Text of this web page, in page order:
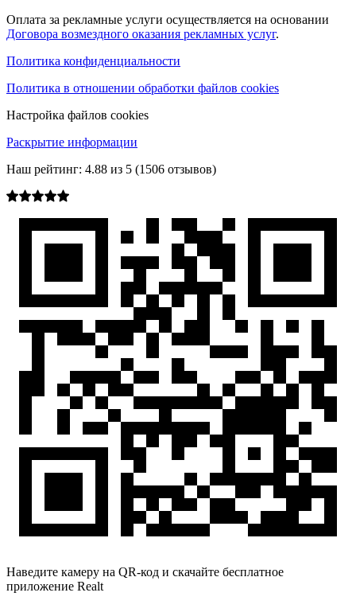
Оплата за рекламные услуги осуществляется на основании
Договора возмездного оказания рекламных услуг.
Политика конфиденциальности
Политика в отношении обработки файлов cookies
Настройка файлов cookies
Раскрытие информации
Наш рейтинг: 4.88 из 5 (1506 отзывов)
Наведите камеру на QR-код и скачайте бесплатное
приложение Realt